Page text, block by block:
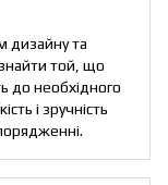
дизайну та
той, що
до необхідного
і зручність